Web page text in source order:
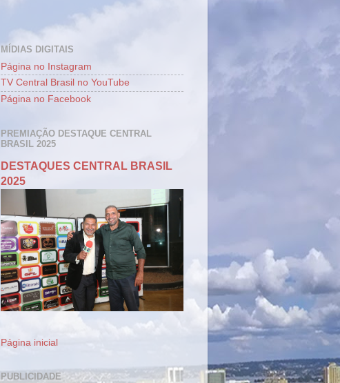
MÍDIAS DIGITAIS
Página no Instagram
TV Central Brasil no YouTube
Página no Facebook
PREMIAÇÃO DESTAQUE CENTRAL
BRASIL 2025
DESTAQUES CENTRAL BRASIL
2025
Página inicial
PUBLICIDADE